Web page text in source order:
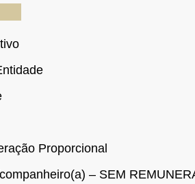
Proporcional
– SEM